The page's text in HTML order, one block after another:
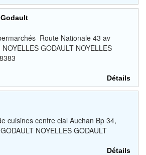
Route Nationale 43 av
GODAULT NOYELLES
Détails
cuisines centre cial Auchan Bp 34,
NOYELLES GODAULT
Détails